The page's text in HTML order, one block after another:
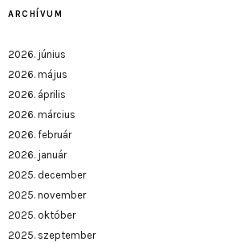
ARCHÍVUM
2026. június
2026. május
2026. április
2026. március
2026. február
2026. január
2025. december
2025. november
2025. október
2025. szeptember